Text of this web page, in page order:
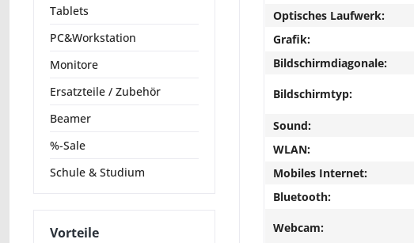
Tablets
PC&Workstation
Monitore
Ersatzteile / Zubehör
Beamer
%-Sale
Schule & Studium
Vorteile
Optisches Laufwerk:
Grafik:
Bildschirmdiagonale:
Bildschirmtyp:
Sound:
WLAN:
Mobiles Internet:
Bluetooth:
Webcam: